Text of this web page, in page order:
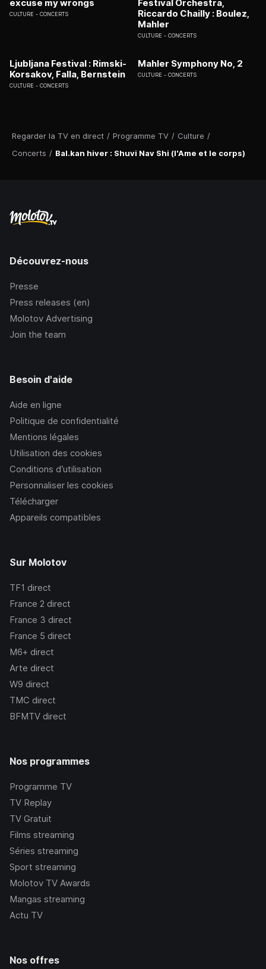
Regarder la TV en direct / Programme TV / Culture /
Concerts / Bal.kan hiver : Shuvi Nav Shi (l'Ame et le corps)
excuse my wrongs
CULTURE CONCERTS
Festival Orchestra,
Riccardo Chailly : Boulez,
Mahler
CULTURE CONCERTS
Ljubljana Festival : Rimski-
Korsakov, Falla, Bernstein
CULTURE CONCERTS
Mahler Symphony No, 2
CULTURE CONCERTS
Découvrez-nous
Presse
Press releases (en)
Molotov Advertising
Join the team
Besoin d'aide
Aide en ligne
Politique de confidentialité
Mentions légales
Utilisation des cookies
Conditions d’utilisation
Personnaliser les cookies
Télécharger
Appareils compatibles
Sur Molotov
TF1 direct
France 2 direct
France 3 direct
France 5 direct
M6+ direct
Arte direct
W9 direct
TMC direct
BFMTV direct
Nos programmes
Programme TV
TV Replay
TV Gratuit
Films streaming
Séries streaming
Sport streaming
Molotov TV Awards
Mangas streaming
Actu TV
Nos offres